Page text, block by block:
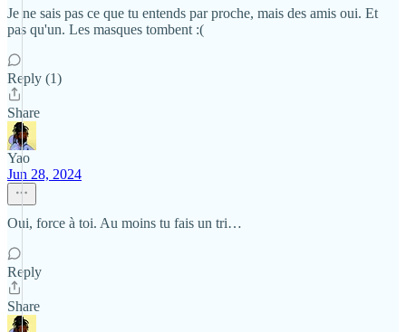
Je ne sais pas ce que tu entends par proche, mais des amis oui. Et
pas qu'un. Les masques tombent :(
Reply (1)
Share
Yao
Jun 28, 2024
Oui, force à toi. Au moins tu fais un tri…
Reply
Share